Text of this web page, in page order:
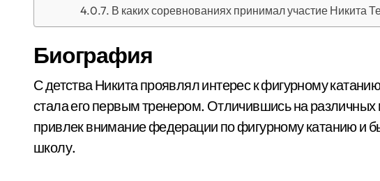
В каких соревнованиях принимал участие Никита
Биография
С детства Никита проявлял интерес к фигурному
стала его первым тренером. Отличившись на
привлек внимание федерации по фигурному катанию и
школу.